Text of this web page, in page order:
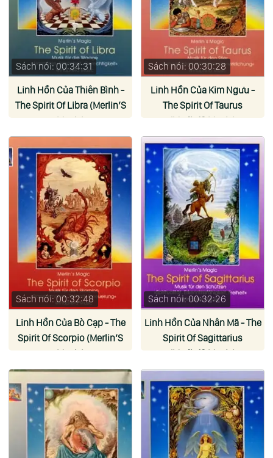
Sách nói: 00:34:31
Linh Hồn Của Thiên Bình -
The Spirit Of Libra (Merlin’S
Magic)
Sách nói: 00:30:28
Linh Hồn Của Kim Ngưu -
The Spirit Of Taurus
(Merlin’S Magic)
Sách nói: 00:32:48
Linh Hồn Của Bò Cạp - The
Spirit Of Scorpio (Merlin’S
Magic)
Sách nói: 00:32:26
Linh Hồn Của Nhân Mã - The
Spirit Of Sagittarius
(Merlin’S Magic)